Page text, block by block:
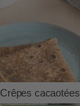
Crêpes cacaotées